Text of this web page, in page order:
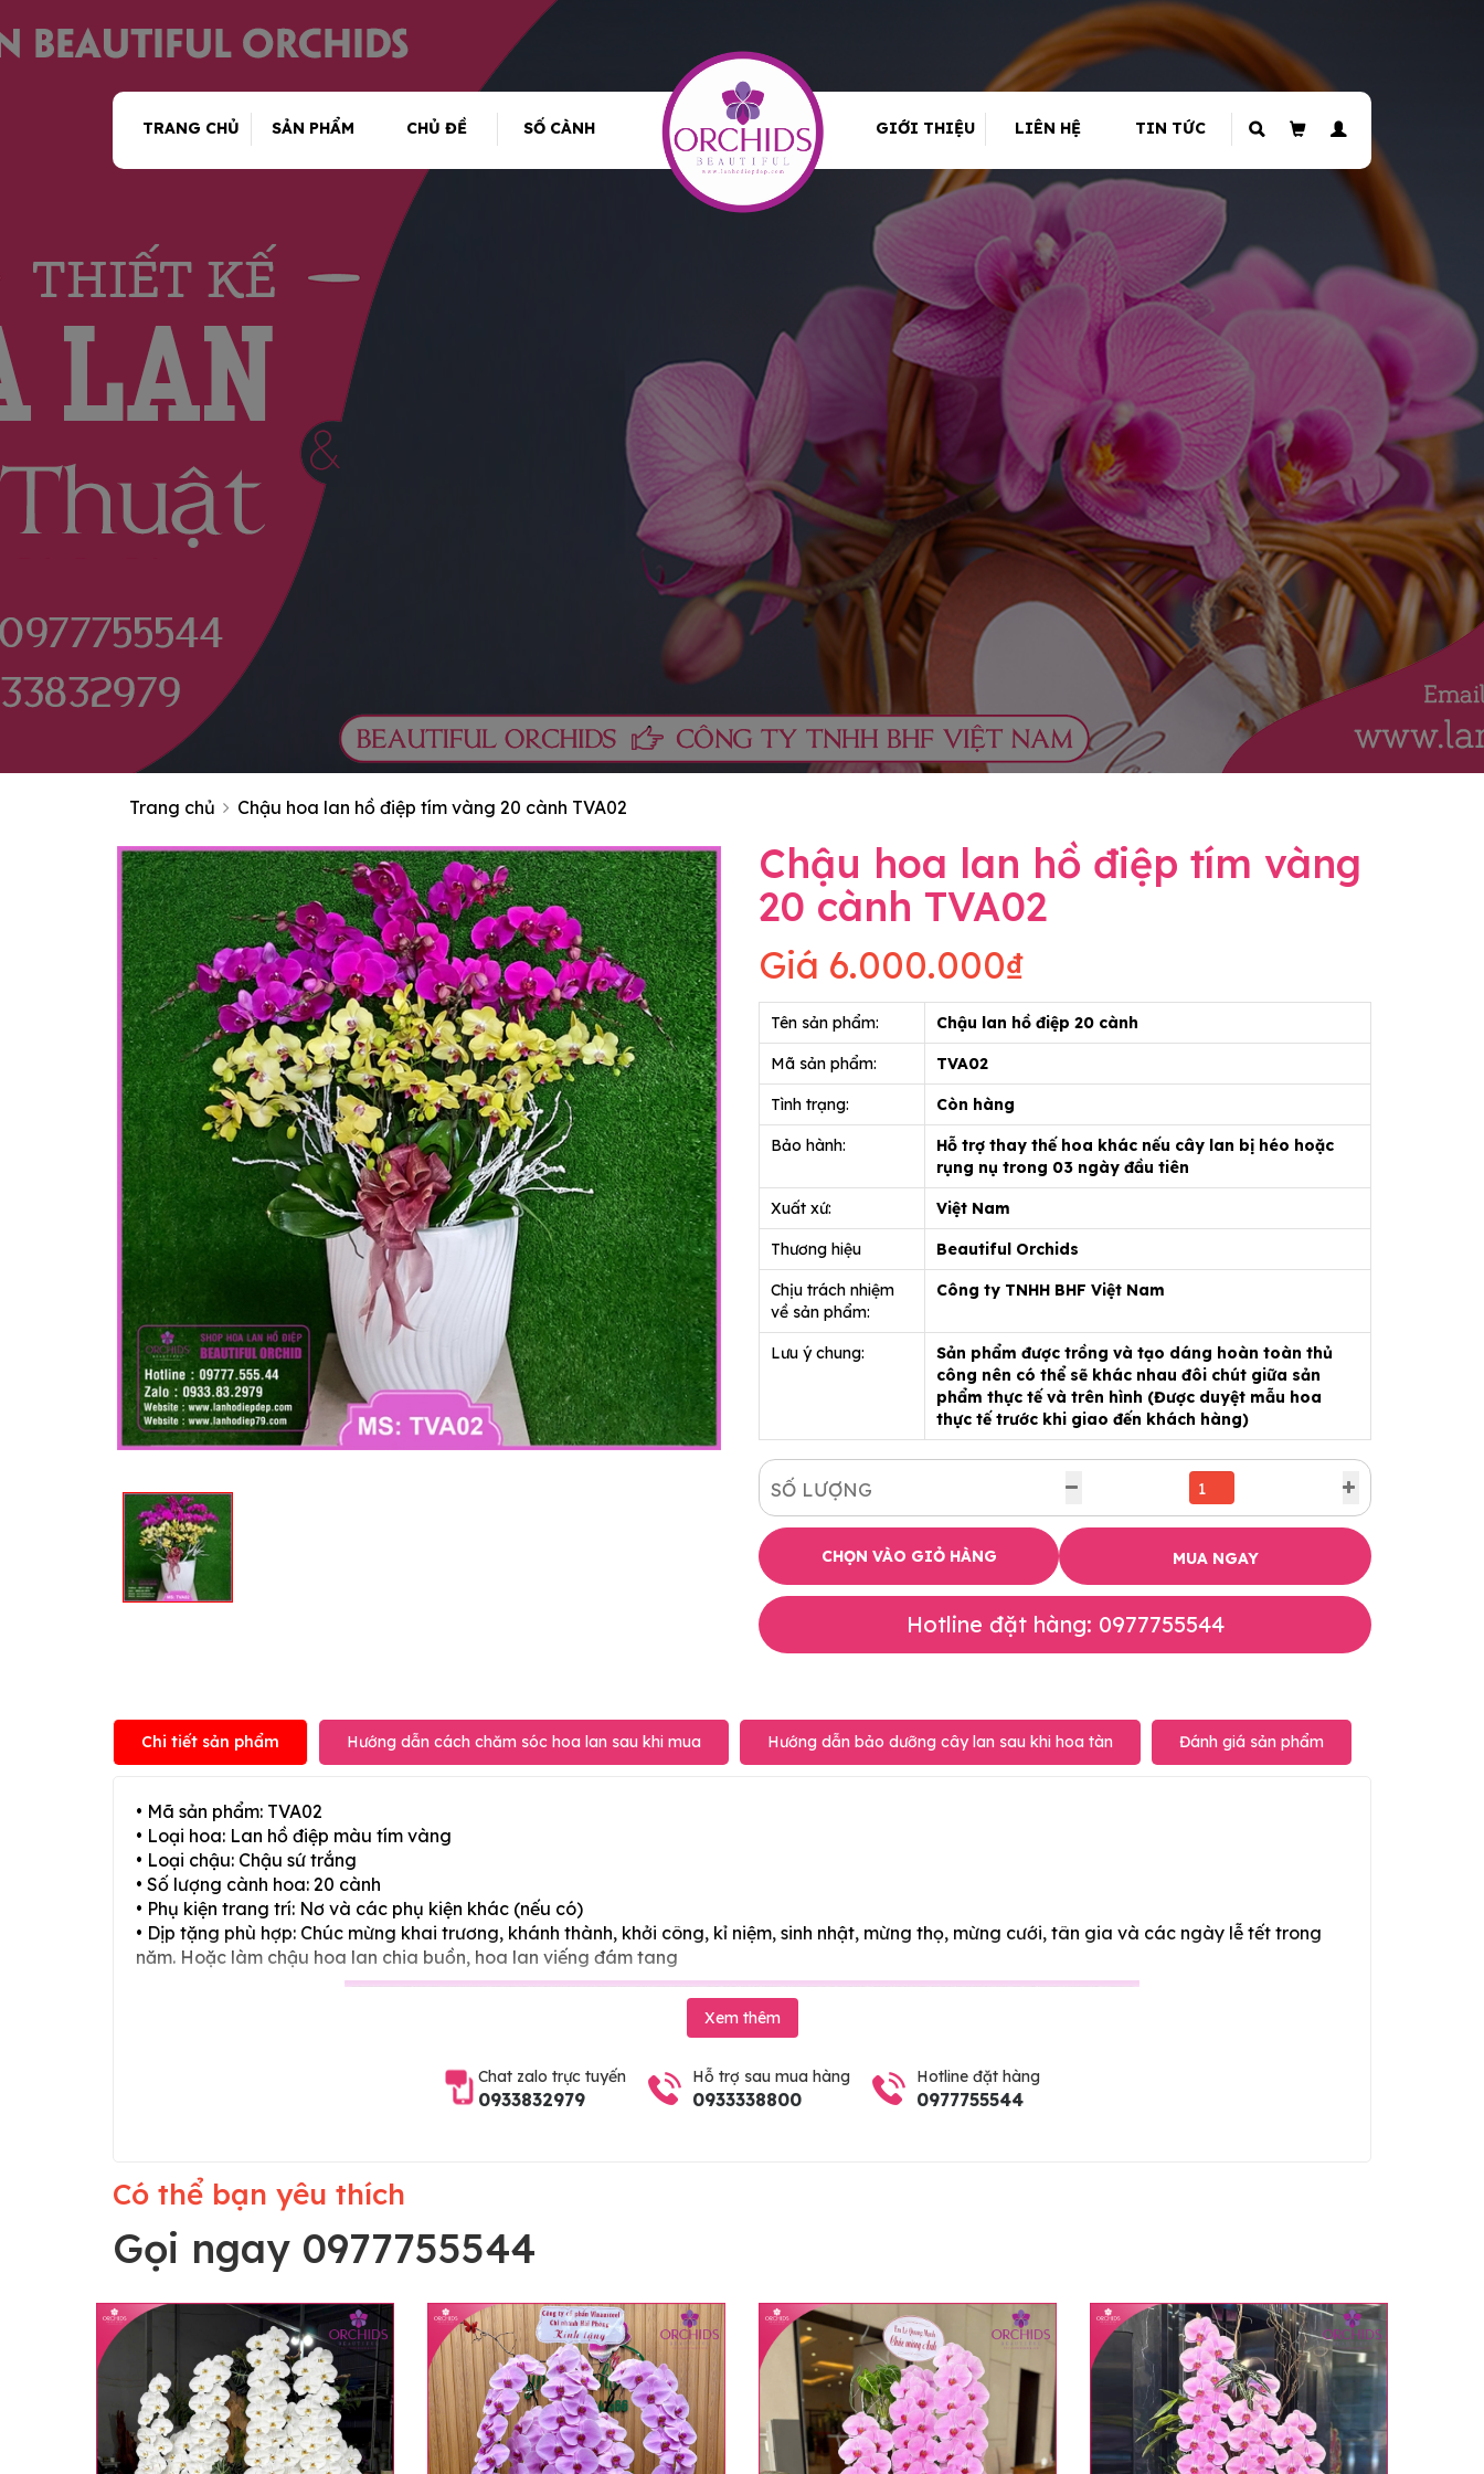
TRANG CHỦ SẢN PHẨM CHỦ ĐỀ SỐ CÀNH GIỚI THIỆU LIÊN HỆ TIN TỨC
Trang chủ Chậu hoa lan hồ điệp tím vàng 20 cành TVA02
Chậu hoa lan hồ điệp tím vàng
20 cành TVA02
Giá 6.000.000₫
Tên sản phẩm: Chậu lan hồ điệp 20 cành
Mã sản phẩm: TVA02
Tình trạng: Còn hàng
Bảo hành:
Hỗ trợ thay thế hoa khác nếu cây lan bị héo hoặc
rụng nụ trong 03 ngày đầu tiên
Xuất xứ: Việt Nam
Thương hiệu Beautiful Orchids
Chịu trách nhiệm
về sản phẩm:
Công ty TNHH BHF Việt Nam
Lưu ý chung:
Sản phẩm được trồng và tạo dáng hoàn toàn thủ
công nên có thể sẽ khác nhau đôi chút giữa sản
phẩm thực tế và trên hình (Được duyệt mẫu hoa
thực tế trước khi giao đến khách hàng)
SỐ LƯỢNG
CHỌN VÀO GIỎ HÀNG MUA NGAY
Hotline đặt hàng: 0977755544
Chi tiết sản phẩm Hướng dẫn cách chăm sóc hoa lan sau khi mua Hướng dẫn bảo dưỡng cây lan sau khi hoa tàn Đánh giá sản phẩm
• Mã sản phẩm: TVA02
• Loại hoa: Lan hồ điệp màu tím vàng
• Loại chậu: Chậu sứ trắng
• Số lượng cành hoa: 20 cành
• Phụ kiện trang trí: Nơ và các phụ kiện khác (nếu có)
• Dịp tặng phù hợp: Chúc mừng khai trương, khánh thành, khởi công, kỉ niệm, sinh nhật, mừng thọ, mừng cưới, tân gia và các ngày lễ tết trong
năm. Hoặc làm chậu hoa lan chia buồn, hoa lan viếng đám tang
Xem thêm
Chat zalo trực tuyến
0933832979
Hỗ trợ sau mua hàng
0933338800
Hotline đặt hàng
0977755544
Có thể bạn yêu thích
Gọi ngay 0977755544